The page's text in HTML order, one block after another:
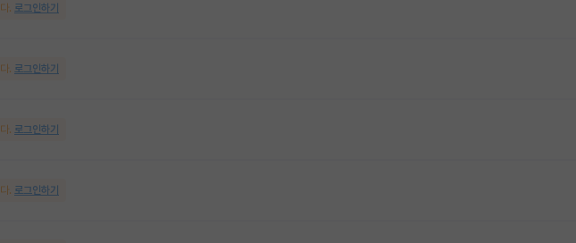
. 로그인하기
. 로그인하기
. 로그인하기
. 로그인하기